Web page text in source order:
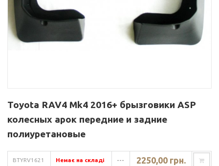
Toyota RAV4 Mk4 2016+ брызговики ASP
колесных арок передние и задние
полиуретановые
BTYRV1621 Немає на складі --- 2250,00 грн.